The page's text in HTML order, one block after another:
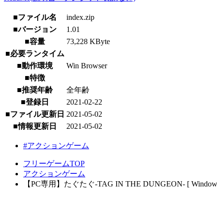
■ファイル名
index.zip
■バージョン
1.01
■容量
73,228 KByte
■必要ランタイム
■動作環境
Win Browser
■特徴
■推奨年齢
全年齢
■登録日
2021-02-22
■ファイル更新日 2021-05-02
■情報更新日
2021-05-02
#アクションゲーム
フリーゲームTOP
アクションゲーム
【PC専用】たぐたぐ-TAG IN THE DUNGEON- [